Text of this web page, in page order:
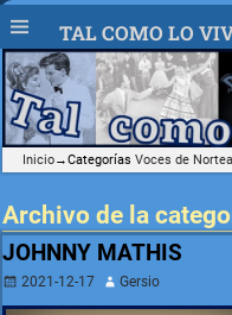
TAL COMO LO
Inicio→CategoríasVoces de
Archivo de la
JOHNNY MATHIS
2021-12-17
Gersio